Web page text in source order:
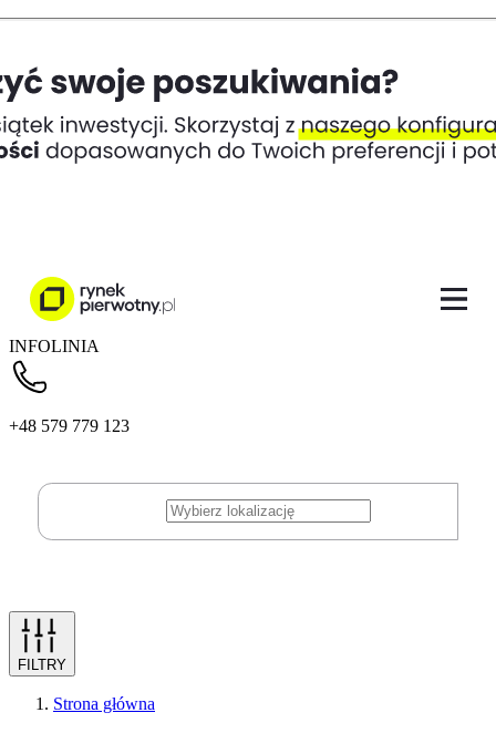
INFOLINIA
+48 579 779 123
FILTRY
Strona główna